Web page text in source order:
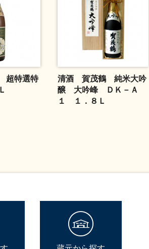
特選特
清酒 賀茂鶴 純米大吟
醸 大吟峰 ＤＫ－Ａ
１ １．８Ｌ